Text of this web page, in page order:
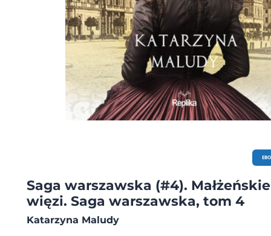
Saga warszawska (#4). Małżeńskie
więzi. Saga warszawska, tom 4
Katarzyna Maludy